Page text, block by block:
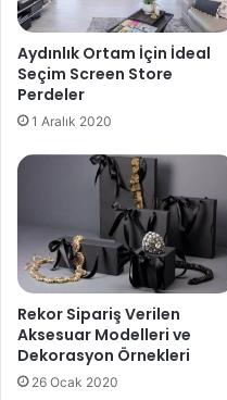
Aydınlık Ortam İçin İdeal
Seçim Screen Store
Perdeler
1 Aralık 2020
Rekor Sipariş Verilen
Aksesuar Modelleri ve
Dekorasyon Örnekleri
26 Ocak 2020